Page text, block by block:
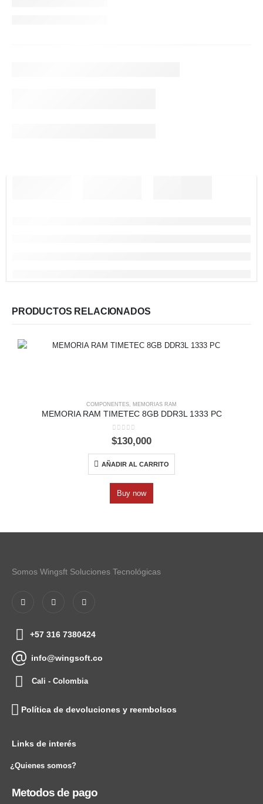
PRODUCTOS RELACIONADOS
COMPONENTES, MEMORIAS RAM
MEMORIA RAM TIMETEC 8GB DDR3L 1333 PC
0out of 5
$130,000
AÑADIR AL CARRITO
Buy now
Somos Wingsft Soluciones Tecnológicas
+57 316 7380424
info@wingsoft.co
Cali - Colombia
Política de devoluciones y reembolsos
Links de interés
¿Quienes somos?
Metodos de pago